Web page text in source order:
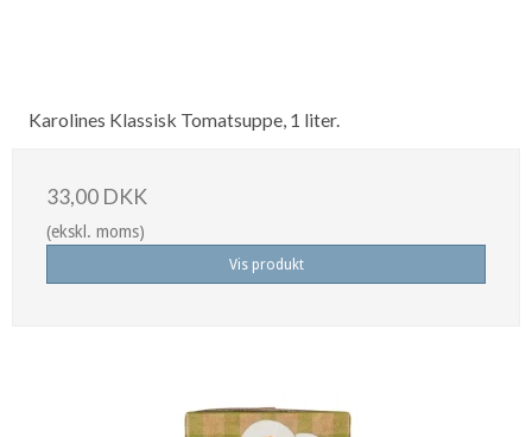
Karolines Klassisk Tomatsuppe, 1 liter.
33,00 DKK
(ekskl. moms)
Vis produkt